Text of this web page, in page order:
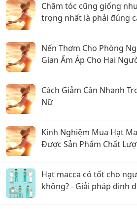
Chăm tóc cũng giống
trọng nhất là phải đúng
Nến Thơm Cho Phòng
Gian Ấm Áp Cho Hai
Cách Giảm Cân Nhanh
Nữ
Kinh Nghiệm Mua Hạt
Được Sản Phẩm Chất
Hạt macca có tốt cho
không? - Giải pháp dinh